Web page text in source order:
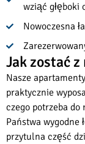
wziąć głęboki
Nowoczesna
Jak zostać z
Nasze
praktycznie
czego potrzeba
Państwa wygodne
przytulna część